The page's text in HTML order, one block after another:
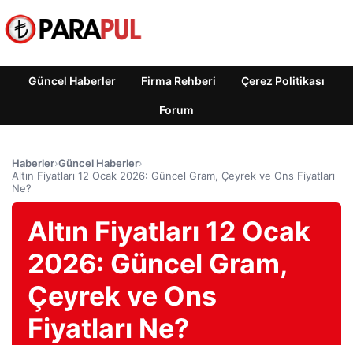
Güncel Haberler Firma Rehberi Çerez Politikası
Forum
Haberler›Güncel Haberler›
Altın Fiyatları 12 Ocak 2026: Güncel Gram, Çeyrek ve Ons Fiyatları
Ne?
Altın Fiyatları 12 Ocak
2026: Güncel Gram,
Çeyrek ve Ons
Fiyatları Ne?